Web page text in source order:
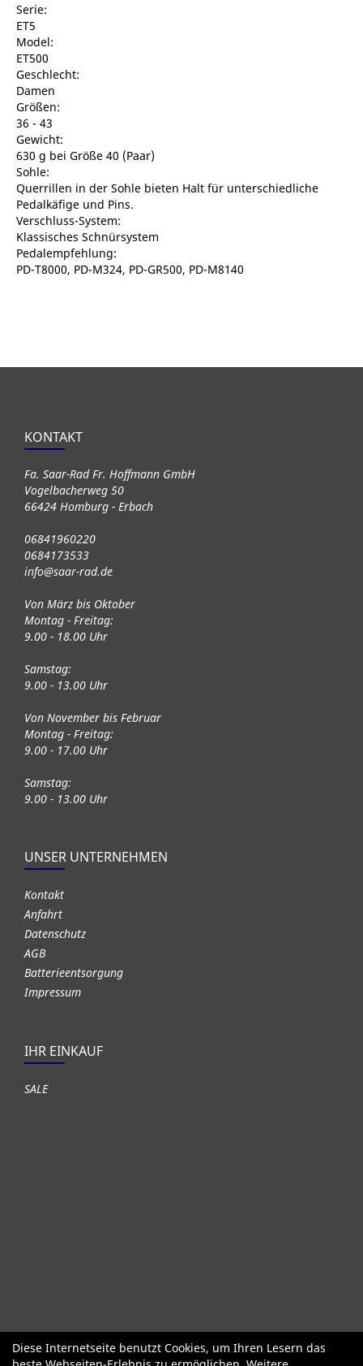
Serie:
ET5
Model:
ET500
Geschlecht:
Damen
Größen:
36 - 43
Gewicht:
630 g bei Größe 40 (Paar)
Sohle:
Querrillen in der Sohle bieten Halt für unterschiedliche
Pedalkäfige und Pins.
Verschluss-System:
Klassisches Schnürsystem
Pedalempfehlung:
PD-T8000, PD-M324, PD-GR500, PD-M8140
KONTAKT
Fa. Saar-Rad Fr. Hoffmann GmbH
Vogelbacherweg 50
66424 Homburg - Erbach
06841960220
0684173533
info@saar-rad.de
Von März bis Oktober
Montag - Freitag:
9.00 - 18.00 Uhr
Samstag:
9.00 - 13.00 Uhr
Von November bis Februar
Montag - Freitag:
9.00 - 17.00 Uhr
Samstag:
9.00 - 13.00 Uhr
UNSER UNTERNEHMEN
Kontakt
Anfahrt
Datenschutz
AGB
Batterieentsorgung
Impressum
IHR EINKAUF
SALE
Fahrräder Gute gebrauchte Fahrräder
Roller + Laufräder
Diese Internetseite benutzt Cookies, um Ihren Lesern das